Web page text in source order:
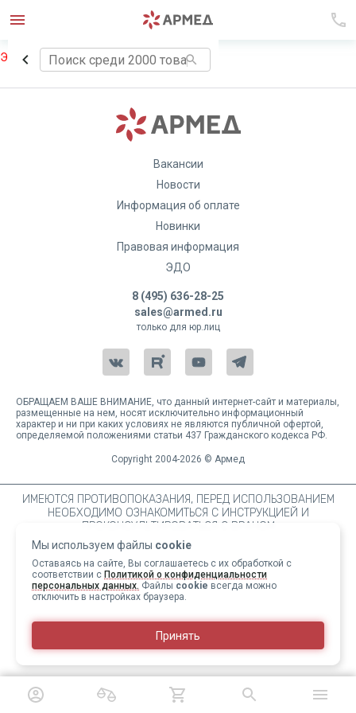
Элемент не найден!
Мы используем файлы cookie
Оставаясь на сайте, Вы соглашаетесь с их обработкой с
соответствии с Политикой о конфиденциальности
персональных данных. Файлы cookie всегда можно
отключить в настройках браузера.
Принять
Вакансии
Новости
Информация об оплате
Новинки
Правовая информация
ЭДО
8 (495) 636-28-25
sales@armed.ru
только для юр.лиц
ОБРАЩАЕМ ВАШЕ ВНИМАНИЕ, что данный интернет-сайт и материалы,
размещенные на нем, носят исключительно информационный
характер и ни при каких условиях не являются публичной офертой,
определяемой положениями статьи 437 Гражданского кодекса РФ.
Copyright 2004-2026 © Армед
ИМЕЮТСЯ ПРОТИВОПОКАЗАНИЯ, ПЕРЕД ИСПОЛЬЗОВАНИЕМ
НЕОБХОДИМО ОЗНАКОМИТЬСЯ С ИНСТРУКЦИЕЙ И
ПРОКОНСУЛЬТИРОВАТЬСЯ С ВРАЧОМ